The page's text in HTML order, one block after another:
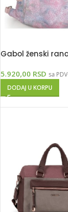
Gabol ženski
5.920,00 RSD sa
DODAJ U KORPU